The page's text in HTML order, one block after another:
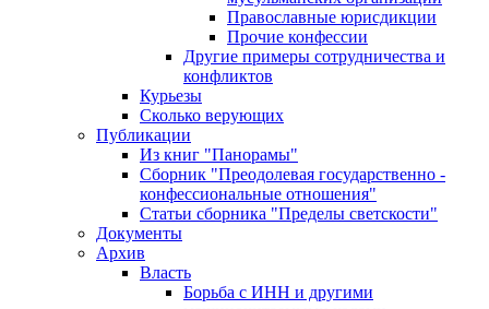
Православные юрисдикции
Прочие конфессии
Другие примеры сотрудничества и
конфликтов
Курьезы
Сколько верующих
Публикации
Из книг "Панорамы"
Сборник "Преодолевая государственно -
конфессиональные отношения"
Статьи сборника "Пределы светскости"
Документы
Архив
Власть
Борьба с ИНН и другими